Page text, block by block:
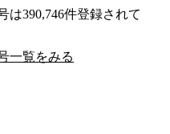
は390,746件登録されて
一覧をみる